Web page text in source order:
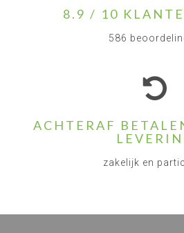
8.9 / 10
586
ACHTERAF
zakelijk en